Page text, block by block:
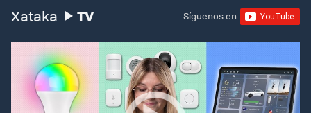
Xataka TV Síguenos en